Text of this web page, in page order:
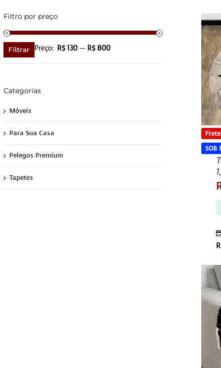
SOB
Filtro por preço
Filtrar Preço: R$ 130— R$ 800
Categorias
Móveis
Para Sua Casa
Pelegos Premium
Tapetes